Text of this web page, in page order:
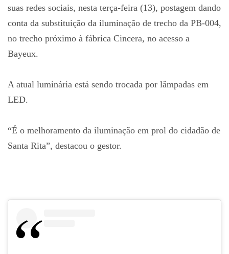
suas redes sociais, nesta terça-feira (13), postagem dando
conta da substituição da iluminação de trecho da PB-004,
no trecho próximo à fábrica Cincera, no acesso a
Bayeux.
A atual luminária está sendo trocada por lâmpadas em
LED.
“É o melhoramento da iluminação em prol do cidadão de
Santa Rita”, destacou o gestor.